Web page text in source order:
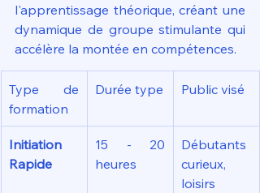
l'apprentissage théorique, créant une
dynamique de groupe stimulante qui
accélère la montée en compétences.
Type de
formation
Durée type Public visé
Initiation
Rapide
15 - 20
heures
Débutants
curieux,
loisirs